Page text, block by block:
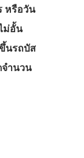
หรือวัน
ม่อั้น
นรถบัส
จำนวน